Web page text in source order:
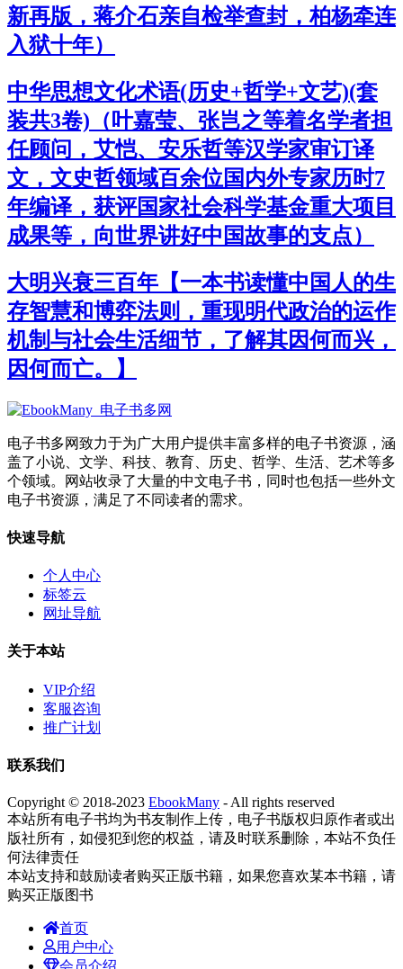
新再版，蒋介石亲自检举查封，柏杨牵连
入狱十年）
中华思想文化术语(历史+哲学+文艺)(套
装共3卷)（叶嘉莹、张岂之等着名学者担
任顾问，艾恺、安乐哲等汉学家审订译
文，文史哲领域百余位国内外专家历时7
年编译，获评国家社会科学基金重大项目
成果等，向世界讲好中国故事的支点）
大明兴衰三百年【一本书读懂中国人的生
存智慧和博弈法则，重现明代政治的运作
机制与社会生活细节，了解其因何而兴，
因何而亡。】
电子书多网致力于为广大用户提供丰富多样的电子书资源，涵
盖了小说、文学、科技、教育、历史、哲学、生活、艺术等多
个领域。网站收录了大量的中文电子书，同时也包括一些外文
电子书资源，满足了不同读者的需求。
快速导航
个人中心
标签云
网址导航
关于本站
VIP介绍
客服咨询
推广计划
联系我们
Copyright © 2018-2023 EbookMany - All rights reserved
本站所有电子书均为书友制作上传，电子书版权归原作者或出
版社所有，如侵犯到您的权益，请及时联系删除，本站不负任
何法律责任
本站支持和鼓励读者购买正版书籍，如果您喜欢某本书籍，请
购买正版图书
首页
用户中心
会员介绍